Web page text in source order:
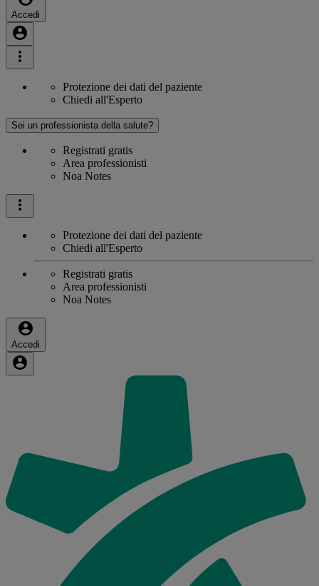
Accedi
Protezione dei dati del paziente
Chiedi all'Esperto
Sei un professionista della salute?
Registrati gratis
Area professionisti
Noa Notes
Protezione dei dati del paziente
Chiedi all'Esperto
Registrati gratis
Area professionisti
Noa Notes
Accedi